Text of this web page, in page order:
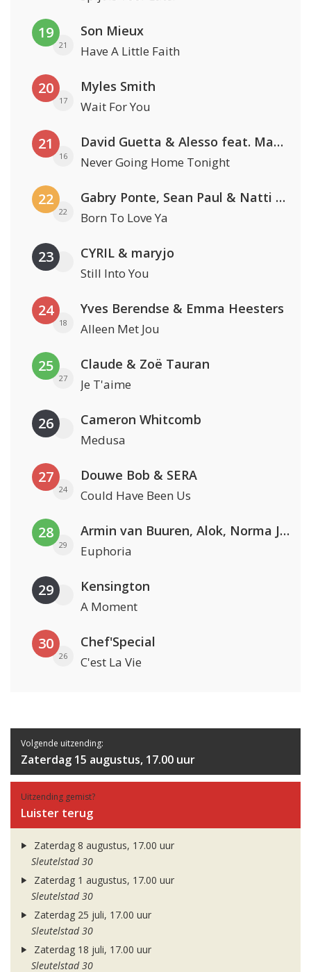
19
21
Son Mieux
Have A Little Faith
20
17
Myles Smith
Wait For You
21
16
David Guetta & Alesso feat. Madison Love
Never Going Home Tonight
22
22
Gabry Ponte, Sean Paul & Natti Natasha
Born To Love Ya
23 CYRIL & maryjo
Still Into You
24
18
Yves Berendse & Emma Heesters
Alleen Met Jou
25
27
Claude & Zoë Tauran
Je T'aime
26 Cameron Whitcomb
Medusa
27
24
Douwe Bob & SERA
Could Have Been Us
28
29
Armin van Buuren, Alok, Norma Jean Martine & LAWRENT
Euphoria
29 Kensington
A Moment
30
26
Chef'Special
C'est La Vie
Volgende uitzending:
Zaterdag 15 augustus, 17.00 uur
Uitzending gemist?
Luister terug
Zaterdag 8 augustus, 17.00 uur
Sleutelstad 30
Zaterdag 1 augustus, 17.00 uur
Sleutelstad 30
Zaterdag 25 juli, 17.00 uur
Sleutelstad 30
Zaterdag 18 juli, 17.00 uur
Sleutelstad 30